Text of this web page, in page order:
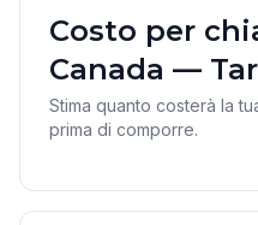
Costo per
Canada —
Stima quanto costerà la
prima di comporre.